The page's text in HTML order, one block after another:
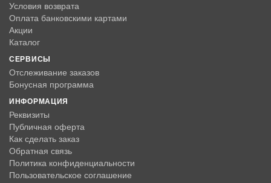
Условия возврата
Оплата банковскими картами
Акции
Каталог
СЕРВИСЫ
Отслеживание заказов
Бонусная программа
ИНФОРМАЦИЯ
Реквизиты
Публичная оферта
Как сделать заказ
Обратная связь
Политика конфиденциальности
Пользовательское соглашение